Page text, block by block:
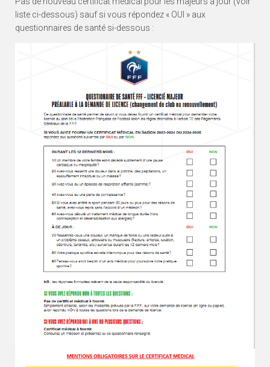
liste ci-dessous) sauf si vous répondez « OUI » aux
questionnaires de santé si-dessous :